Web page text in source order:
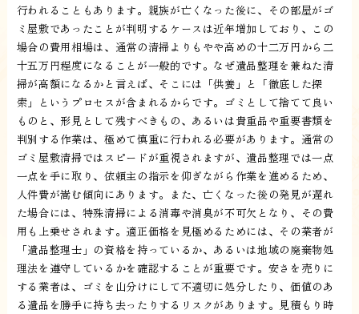
行われることもあります。親族が亡くなった後に、その部屋がゴ
ミ屋敷であったことが判明するケースは近年増加しており、この
場合の費用相場は、通常の清掃よりもやや高めの十二万円から二
十五万円程度になることが一般的です。なぜ遺品整理を兼ねた清
掃が高額になるかと言えば、そこには「供養」と「徹底した探
索」というプロセスが含まれるからです。ゴミとして捨てて良い
ものと、形見として残すべきもの、あるいは貴重品や重要書類を
判別する作業は、極めて慎重に行われる必要があります。通常の
ゴミ屋敷清掃ではスピードが重視されますが、遺品整理では一点
一点を手に取り、依頼主の指示を仰ぎながら作業を進めるため、
人件費が嵩む傾向にあります。また、亡くなった後の発見が遅れ
た場合には、特殊清掃による消毒や消臭が不可欠となり、その費
用も上乗せされます。適正価格を見極めるためには、その業者が
「遺品整理士」の資格を持っているか、あるいは地域の廃棄物処
理法を遵守しているかを確認することが重要です。安さを売りに
する業者は、ゴミを山分けにして不適切に処分したり、価値のあ
る遺品を勝手に持ち去ったりするリスクがあります。見積もり時